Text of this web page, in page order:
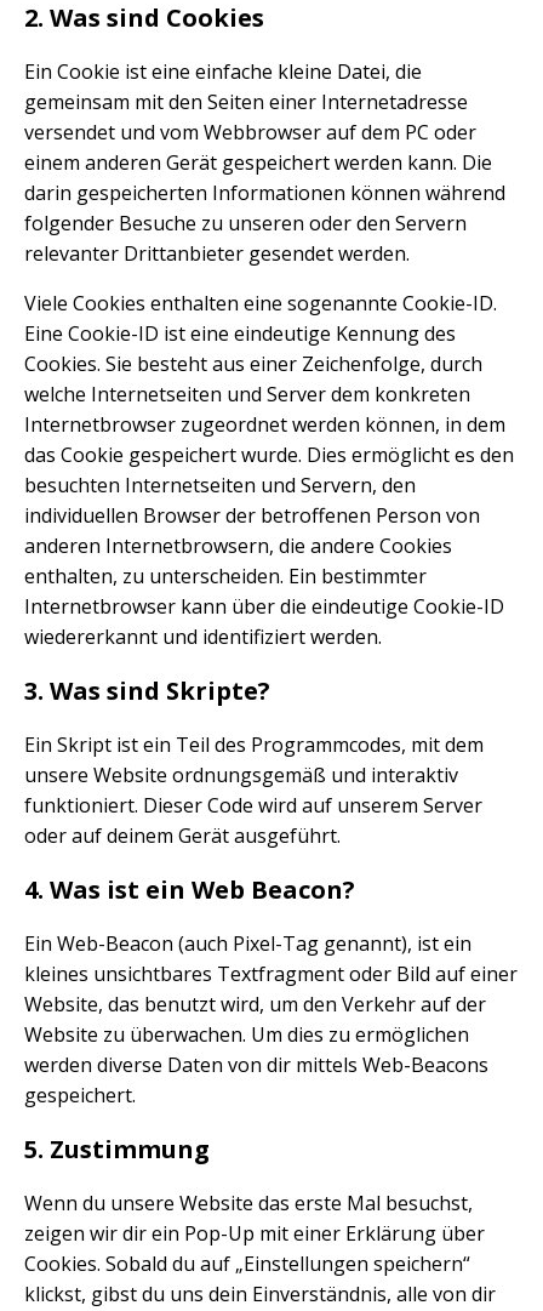
2. Was sind Cookies
Ein Cookie ist eine einfache kleine Datei, die
gemeinsam mit den Seiten einer Internetadresse
versendet und vom Webbrowser auf dem PC oder
einem anderen Gerät gespeichert werden kann. Die
darin gespeicherten Informationen können während
folgender Besuche zu unseren oder den Servern
relevanter Drittanbieter gesendet werden.
Viele Cookies enthalten eine sogenannte Cookie-ID.
Eine Cookie-ID ist eine eindeutige Kennung des
Cookies. Sie besteht aus einer Zeichenfolge, durch
welche Internetseiten und Server dem konkreten
Internetbrowser zugeordnet werden können, in dem
das Cookie gespeichert wurde. Dies ermöglicht es den
besuchten Internetseiten und Servern, den
individuellen Browser der betroffenen Person von
anderen Internetbrowsern, die andere Cookies
enthalten, zu unterscheiden. Ein bestimmter
Internetbrowser kann über die eindeutige Cookie-ID
wiedererkannt und identifiziert werden.
3. Was sind Skripte?
Ein Skript ist ein Teil des Programmcodes, mit dem
unsere Website ordnungsgemäß und interaktiv
funktioniert. Dieser Code wird auf unserem Server
oder auf deinem Gerät ausgeführt.
4. Was ist ein Web Beacon?
Ein Web-Beacon (auch Pixel-Tag genannt), ist ein
kleines unsichtbares Textfragment oder Bild auf einer
Website, das benutzt wird, um den Verkehr auf der
Website zu überwachen. Um dies zu ermöglichen
werden diverse Daten von dir mittels Web-Beacons
gespeichert.
5. Zustimmung
Wenn du unsere Website das erste Mal besuchst,
zeigen wir dir ein Pop-Up mit einer Erklärung über
Cookies. Sobald du auf „Einstellungen speichern“
klickst, gibst du uns dein Einverständnis, alle von dir